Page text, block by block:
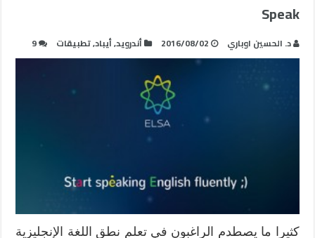
Speak
د. الحسين اوباري 2016/08/02 أندرويد,أيباد,تطبيقات 9
كثيرا ما يصطدم الراغبون في تعلم نطق اللغة الإنجليزية